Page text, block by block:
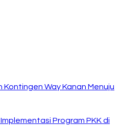
Way Kanan Menuju
Program PKK di